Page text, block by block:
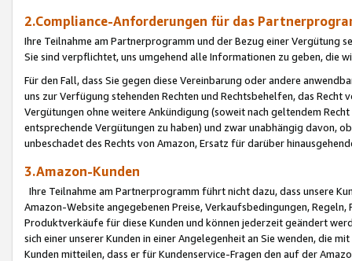
2.Compliance-Anforderungen für das
Ihre Teilnahme am Partnerprogramm und der Bezug einer Vergütung
Sie sind verpflichtet, uns umgehend alle Informationen zu geben, die
Für den Fall, dass Sie gegen diese Vereinbarung oder andere
uns zur Verfügung stehenden Rechten und Rechtsbehelfen, das
Vergütungen ohne weitere Ankündigung (soweit nach geltendem
entsprechende Vergütungen zu haben) und zwar unabhängig davon,
unbeschadet des Rechts von Amazon, Ersatz für darüber
3.Amazon-Kunden
Ihre Teilnahme am Partnerprogramm führt nicht dazu, dass unsere
Amazon-Website angegebenen Preise, Verkaufsbedingungen,
Produktverkäufe für diese Kunden und können jederzeit geändert
sich einer unserer Kunden in einer Angelegenheit an Sie wenden, die
Kunden mitteilen, dass er für Kundenservice-Fragen den auf der